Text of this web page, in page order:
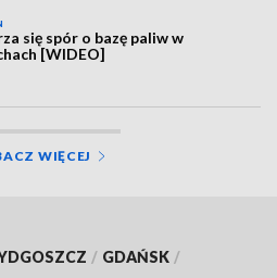
się spór o bazę paliw w
[WIDEO]
WIĘCEJ
/ GDAŃSK /